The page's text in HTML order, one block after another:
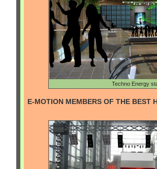
Techno Energy
E-MOTION MEMBERS OF THE BEST